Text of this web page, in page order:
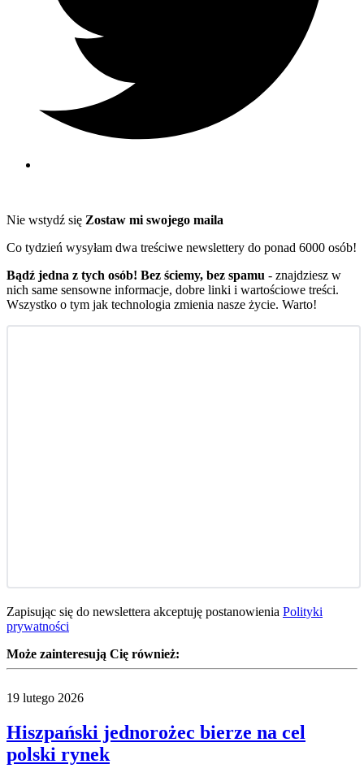
Nie wstydź się Zostaw mi swojego maila
Co tydzień wysyłam dwa treściwe newslettery do ponad 6000 osób!
Bądź jedna z tych osób! Bez ściemy, bez spamu - znajdziesz w
nich same sensowne informacje, dobre linki i wartościowe treści.
Wszystko o tym jak technologia zmienia nasze życie. Warto!
Zapisując się do newslettera akceptuję postanowienia Polityki
prywatności
Może zainteresują Cię również:
19 lutego 2026
Hiszpański jednorożec bierze na cel
polski rynek